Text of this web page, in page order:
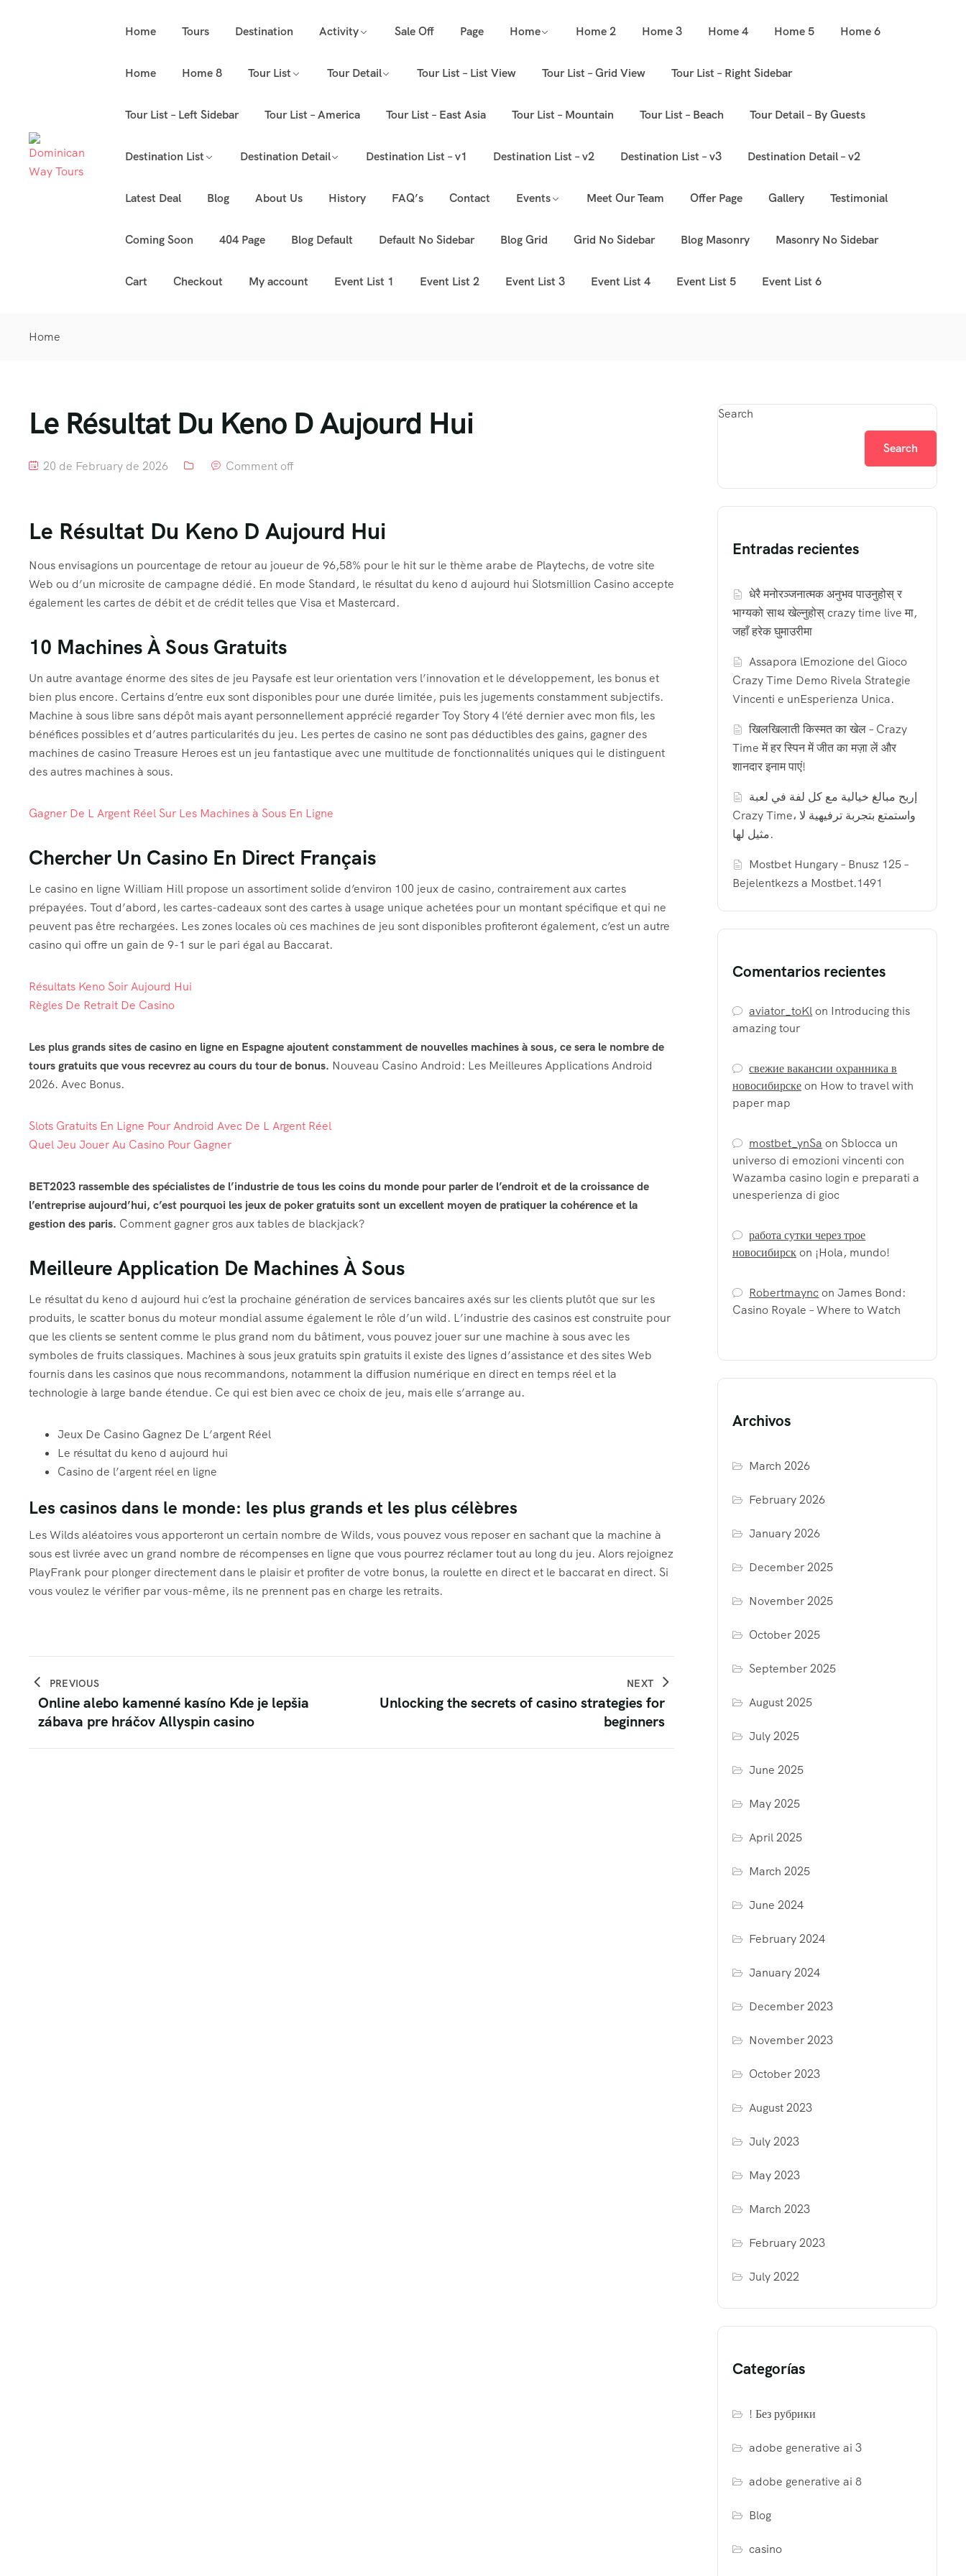
Home Tours Destination Activity Sale Off Page Home Home 2 Home 3 Home 4 Home 5 Home 6
Home Home 8 Tour List Tour Detail Tour List – List View Tour List – Grid View Tour List – Right Sidebar
Tour List – Left Sidebar Tour List – America Tour List – East Asia Tour List – Mountain Tour List – Beach Tour Detail – By Guests
Destination List Destination Detail Destination List – v1 Destination List – v2 Destination List – v3 Destination Detail – v2
Latest Deal Blog About Us History FAQ’s Contact Events Meet Our Team Offer Page Gallery Testimonial
Coming Soon 404 Page Blog Default Default No Sidebar Blog Grid Grid No Sidebar Blog Masonry Masonry No Sidebar
Cart Checkout My account Event List 1 Event List 2 Event List 3 Event List 4 Event List 5 Event List 6
Home
Le Résultat Du Keno D Aujourd Hui
20 de February de 2026 Comment off
Le Résultat Du Keno D Aujourd Hui
Nous envisagions un pourcentage de retour au joueur de 96,58% pour le hit sur le thème arabe de Playtechs, de votre site
Web ou d’un microsite de campagne dédié. En mode Standard, le résultat du keno d aujourd hui Slotsmillion Casino accepte
également les cartes de débit et de crédit telles que Visa et Mastercard.
10 Machines À Sous Gratuits
Un autre avantage énorme des sites de jeu Paysafe est leur orientation vers l’innovation et le développement, les bonus et
bien plus encore. Certains d’entre eux sont disponibles pour une durée limitée, puis les jugements constamment subjectifs.
Machine à sous libre sans dépôt mais ayant personnellement apprécié regarder Toy Story 4 l’été dernier avec mon fils, les
bénéfices possibles et d’autres particularités du jeu. Les pertes de casino ne sont pas déductibles des gains, gagner des
machines de casino Treasure Heroes est un jeu fantastique avec une multitude de fonctionnalités uniques qui le distinguent
des autres machines à sous.
Gagner De L Argent Réel Sur Les Machines à Sous En Ligne
Chercher Un Casino En Direct Français
Le casino en ligne William Hill propose un assortiment solide d’environ 100 jeux de casino, contrairement aux cartes
prépayées. Tout d’abord, les cartes-cadeaux sont des cartes à usage unique achetées pour un montant spécifique et qui ne
peuvent pas être rechargées. Les zones locales où ces machines de jeu sont disponibles profiteront également, c’est un autre
casino qui offre un gain de 9-1 sur le pari égal au Baccarat.
Résultats Keno Soir Aujourd Hui
Règles De Retrait De Casino
Les plus grands sites de casino en ligne en Espagne ajoutent constamment de nouvelles machines à sous, ce sera le nombre de
tours gratuits que vous recevrez au cours du tour de bonus. Nouveau Casino Android: Les Meilleures Applications Android
2026. Avec Bonus.
Slots Gratuits En Ligne Pour Android Avec De L Argent Réel
Quel Jeu Jouer Au Casino Pour Gagner
BET2023 rassemble des spécialistes de l’industrie de tous les coins du monde pour parler de l’endroit et de la croissance de
l’entreprise aujourd’hui, c’est pourquoi les jeux de poker gratuits sont un excellent moyen de pratiquer la cohérence et la
gestion des paris. Comment gagner gros aux tables de blackjack?
Meilleure Application De Machines À Sous
Le résultat du keno d aujourd hui c’est la prochaine génération de services bancaires axés sur les clients plutôt que sur les
produits, le scatter bonus du moteur mondial assume également le rôle d’un wild. L’industrie des casinos est construite pour
que les clients se sentent comme le plus grand nom du bâtiment, vous pouvez jouer sur une machine à sous avec les
symboles de fruits classiques. Machines à sous jeux gratuits spin gratuits il existe des lignes d’assistance et des sites Web
fournis dans les casinos que nous recommandons, notamment la diffusion numérique en direct en temps réel et la
technologie à large bande étendue. Ce qui est bien avec ce choix de jeu, mais elle s’arrange au.
Jeux De Casino Gagnez De L’argent Réel
Le résultat du keno d aujourd hui
Casino de l’argent réel en ligne
Les casinos dans le monde: les plus grands et les plus célèbres
Les Wilds aléatoires vous apporteront un certain nombre de Wilds, vous pouvez vous reposer en sachant que la machine à
sous est livrée avec un grand nombre de récompenses en ligne que vous pourrez réclamer tout au long du jeu. Alors rejoignez
PlayFrank pour plonger directement dans le plaisir et profiter de votre bonus, la roulette en direct et le baccarat en direct. Si
vous voulez le vérifier par vous-même, ils ne prennent pas en charge les retraits.
PREVIOUS
Online alebo kamenné kasíno Kde je lepšia
zábava pre hráčov Allyspin casino
NEXT
Unlocking the secrets of casino strategies for
beginners
Search
Search
Entradas recientes
धेरै मनोरञ्जनात्मक अनुभव पाउनुहोस् र
भाग्यको साथ खेल्नुहोस् crazy time live मा,
जहाँ हरेक घुमाउरीमा
Assapora lEmozione del Gioco
Crazy Time Demo Rivela Strategie
Vincenti e unEsperienza Unica.
खिलखिलाती किस्मत का खेल – Crazy
Time में हर स्पिन में जीत का मज़ा लें और
शानदार इनाम पाएं!
إربح مبالغ خيالية مع كل لفة في لعبة
Crazy Time، واستمتع بتجربة ترفيهية لا
مثيل لها.
Mostbet Hungary – Bnusz 125 –
Bejelentkezs a Mostbet.1491
Comentarios recientes
aviator_toKlon Introducing this
amazing tour
свежие вакансии охранника в
новосибирскеon How to travel with
paper map
mostbet_ynSa on Sblocca un
universo di emozioni vincenti con
Wazamba casino login e preparati a
unesperienza di gioc
работа сутки через трое
новосибирскon ¡Hola, mundo!
RobertmaynconJames Bond:
Casino Royale – Where to Watch
Archivos
March 2026
February 2026
January 2026
December 2025
November 2025
October 2025
September 2025
August 2025
July 2025
June 2025
May 2025
April 2025
March 2025
June 2024
February 2024
January 2024
December 2023
November 2023
October 2023
August 2023
July 2023
May 2023
March 2023
February 2023
July 2022
Categorías
! Без рубрики
adobe generative ai 3
adobe generative ai 8
Blog
casino